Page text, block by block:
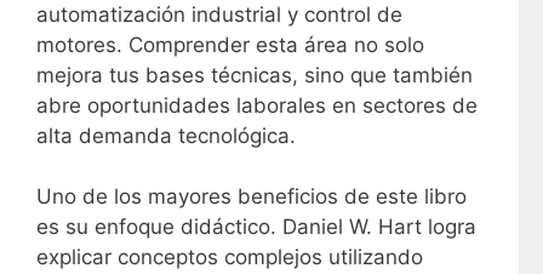
automatización industrial y control de
motores. Comprender esta área no solo
mejora tus bases técnicas, sino que también
abre oportunidades laborales en sectores de
alta demanda tecnológica.
Uno de los mayores beneficios de este libro
es su enfoque didáctico. Daniel W. Hart logra
explicar conceptos complejos utilizando